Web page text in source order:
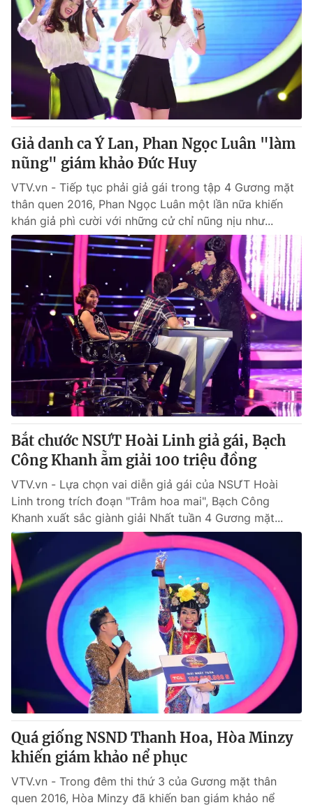
Giả danh ca Ý Lan, Phan Ngọc Luân "làm
nũng" giám khảo Đức Huy
VTV.vn - Tiếp tục phải giả gái trong tập 4 Gương mặt
thân quen 2016, Phan Ngọc Luân một lần nữa khiến
khán giả phì cười với những cử chỉ nũng nịu như...
Bắt chước NSƯT Hoài Linh giả gái, Bạch
Công Khanh ẵm giải 100 triệu đồng
VTV.vn - Lựa chọn vai diễn giả gái của NSƯT Hoài
Linh trong trích đoạn "Trâm hoa mai", Bạch Công
Khanh xuất sắc giành giải Nhất tuần 4 Gương mặt...
Quá giống NSND Thanh Hoa, Hòa Minzy
khiến giám khảo nể phục
VTV.vn - Trong đêm thi thứ 3 của Gương mặt thân
quen 2016, Hòa Minzy đã khiến ban giám khảo nể